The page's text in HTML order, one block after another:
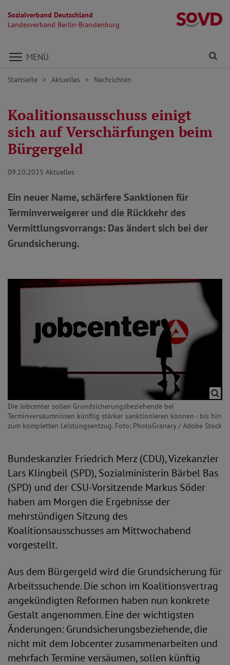
Sozialverband Deutschland
Landesverband Berlin-Brandenburg
Direkt zu den Inhalten springen
MENÜ
Startseite Aktuelles Nachrichten
Koalitionsausschuss einigt
sich auf Verschärfungen beim
Bürgergeld
09.10.2025 Aktuelles
Ein neuer Name, schärfere Sanktionen für
Terminverweigerer und die Rückkehr des
Vermittlungsvorrangs: Das ändert sich bei der
Grundsicherung.
Die Jobcenter sollen Grundsicherungsbeziehende bei
Terminversäumnissen künftig stärker sanktionieren können - bis hin
zum kompletten Leistungsentzug. Foto: PhotoGranary / Adobe Stock
Bundeskanzler Friedrich Merz (CDU), Vizekanzler
Lars Klingbeil (SPD), Sozialministerin Bärbel Bas
(SPD) und der CSU-Vorsitzende Markus Söder
haben am Morgen die Ergebnisse der
mehrstündigen Sitzung des
Koalitionsausschusses am Mittwochabend
vorgestellt.
Aus dem Bürgergeld wird die Grundsicherung für
Arbeitssuchende. Die schon im Koalitionsvertrag
angekündigten Reformen haben nun konkrete
Gestalt angenommen. Eine der wichtigsten
Änderungen: Grundsicherungsbeziehende, die
nicht mit dem Jobcenter zusammenarbeiten und
mehrfach Termine versäumen, sollen künftig